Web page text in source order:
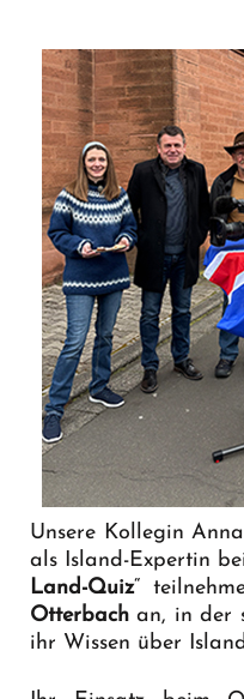
Unsere Kollegin
als Island-Expertin
Land-Quiz“
Otterbachan, in der
ihr Wissen über